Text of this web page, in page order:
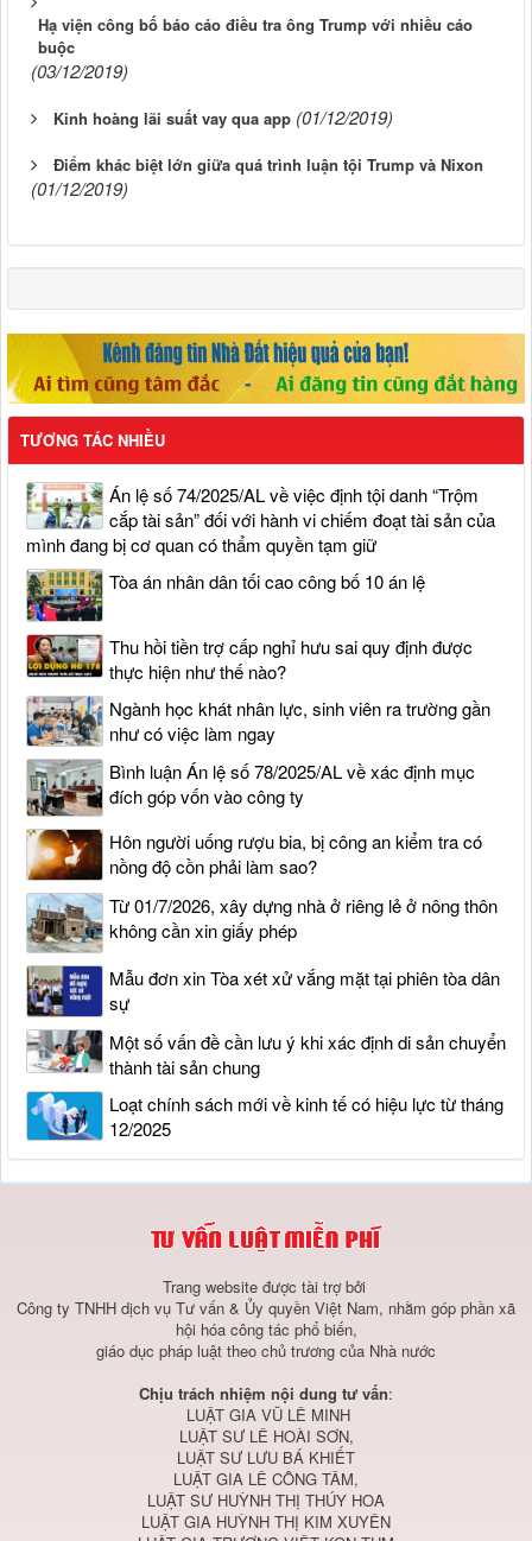
Hạ viện công bố báo cáo điều tra ông Trump với nhiều cáo
buộc
(03/12/2019)
Kinh hoàng lãi suất vay qua app (01/12/2019)
Điểm khác biệt lớn giữa quá trình luận tội Trump và Nixon
(01/12/2019)
TƯƠNG TÁC NHIỀU
Án lệ số 74/2025/AL về việc định tội danh “Trộm
cắp tài sản” đối với hành vi chiếm đoạt tài sản của
mình đang bị cơ quan có thẩm quyền tạm giữ
Tòa án nhân dân tối cao công bố 10 án lệ
Thu hồi tiền trợ cấp nghỉ hưu sai quy định được
thực hiện như thế nào?
Ngành học khát nhân lực, sinh viên ra trường gần
như có việc làm ngay
Bình luận Án lệ số 78/2025/AL về xác định mục
đích góp vốn vào công ty
Hôn người uống rượu bia, bị công an kiểm tra có
nồng độ cồn phải làm sao?
Từ 01/7/2026, xây dựng nhà ở riêng lẻ ở nông thôn
không cần xin giấy phép
Mẫu đơn xin Tòa xét xử vắng mặt tại phiên tòa dân
sự
Một số vấn đề cần lưu ý khi xác định di sản chuyển
thành tài sản chung
Loạt chính sách mới về kinh tế có hiệu lực từ tháng
12/2025
Trang website được tài trợ bởi
Công ty TNHH dịch vụ Tư vấn & Ủy quyền Việt Nam, nhằm góp phần xã
hội hóa công tác phổ biến,
giáo dục pháp luật theo chủ trương của Nhà nước
Chịu trách nhiệm nội dung tư vấn:
LUẬT GIA VŨ LÊ MINH
LUẬT SƯ LÊ HOÀI SƠN,
LUẬT SƯ LƯU BÁ KHIẾT
LUẬT GIA LÊ CÔNG TÂM,
LUẬT SƯ HUỲNH THỊ THÚY HOA
LUẬT GIA HUỲNH THỊ KIM XUYÊN